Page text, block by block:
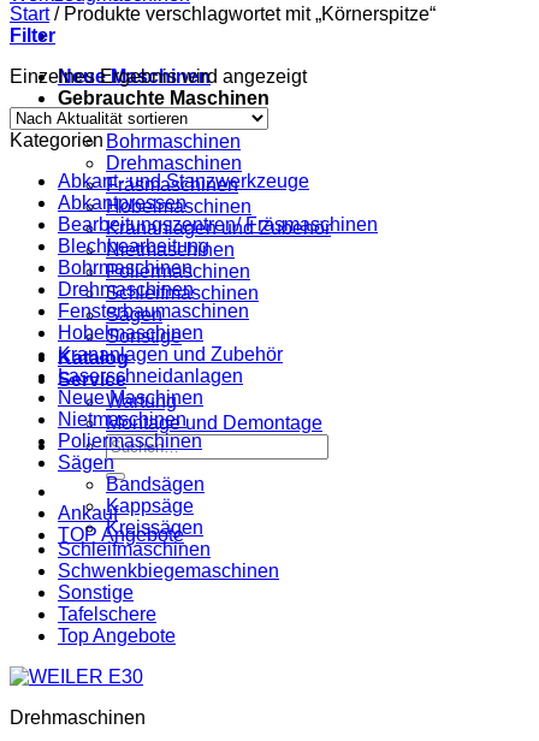
Neue Maschinen
Gebrauchte Maschinen
Abkantpressen
Bohrmaschinen
Drehmaschinen
Fräsmaschinen
Hobelmaschinen
Krananlagen und Zubehör
Nietmaschinen
Poliermaschinen
Schleifmaschinen
Sägen
Sonstige
Katalog
Service
Wartung
Montage und Demontage
Suche
nach:
Ankauf
TOP Angebote
Start /Produkte verschlagwortet mit „Körnerspitze“
Filter
Einzelnes Ergebnis wird angezeigt
Kategorien
Abkant- und Stanzwerkzeuge
Abkantpressen
Bearbeitungszentren/ Fräsmaschinen
Blechbearbeitung
Bohrmaschinen
Drehmaschinen
Fensterbaumaschinen
Hobelmaschinen
Krananlagen und Zubehör
Laserschneidanlagen
Neue Maschinen
Nietmaschinen
Poliermaschinen
Sägen
Bandsägen
Kappsäge
Kreissägen
Schleifmaschinen
Schwenkbiegemaschinen
Sonstige
Tafelschere
Top Angebote
Drehmaschinen